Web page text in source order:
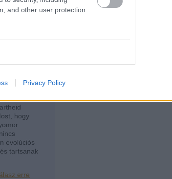
and other user protection.
Privacy Policy
pozíció a
fehér
erre
hogy
evolúciós
tartsanak
erre